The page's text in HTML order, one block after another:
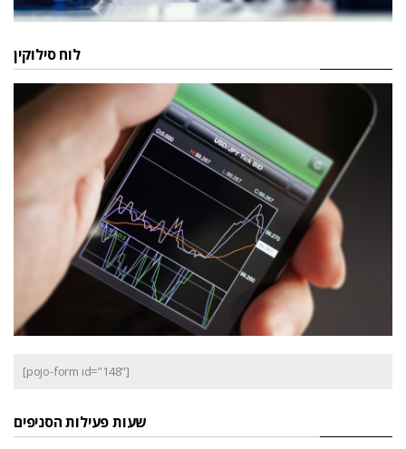
לוח סילוקין
[pojo-form id="148"]
שעות פעילות הסניפים